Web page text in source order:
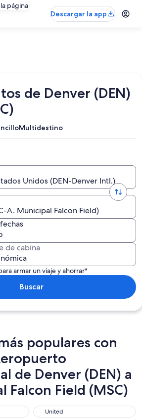
página
Descargar la app
de Denver (DEN)
Multidestino
Unidos (DEN-Denver Intl.)
A. Municipal Falcon Field)
de cabina
armar un viaje y ahorrar*
Buscar
populares con
de Denver (DEN) a
Falcon Field (MSC)
United
United